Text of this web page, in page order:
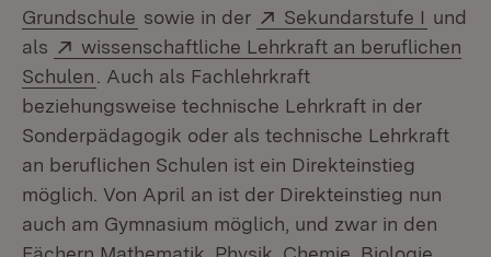
Grundschule (Öffnet in neuem Fenster)
sowie in der Extern:
Sekundarstufe I und
als
Extern:
wissenschaftliche Lehrkraft an beruflichen
Schulen (Öffnet in neuem Fenster)
. Auch als Fachlehrkraft
beziehungsweise technische Lehrkraft in der
Sonderpädagogik oder als technische Lehrkraft
an beruflichen Schulen ist ein Direkteinstieg
möglich. Von April an ist der Direkteinstieg nun
auch am Gymnasium möglich, und zwar in den